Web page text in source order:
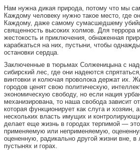
Нам нужна дикая природа, потому что мы
Каждому человеку нужно такое место, где
Каждому, даже самому сумасшедшему
священность высоких холмов. Для
жестокость и приключения, обнаженная
карабкаться на них, пустыни, чтобы
остановки сердца.
Заключенные в тюрьмах Солженицына с
сибирский лес, где они надеются
винтовки и колючая проволока держат их.
городов ценят свою политическую,
экономическую свободу, но если нация
механизирована, то наша свобода зависит
которая функционирует как слуга и хозяин,
нескольких власть имущих и
делает еще жизнь в городах терпимой —
применяемую или неприменяемую,
оцененную, радикально другой жизни вне, в
пустынях и горах.